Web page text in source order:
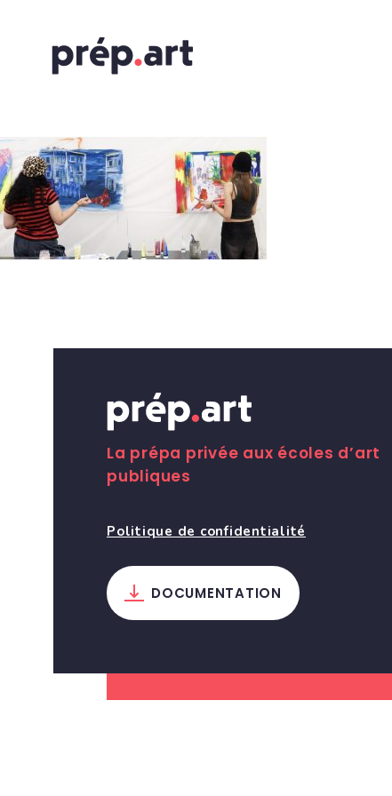
La prépa privée aux écoles d’art
publiques
Politique de confidentialité
DOCUMENTATION